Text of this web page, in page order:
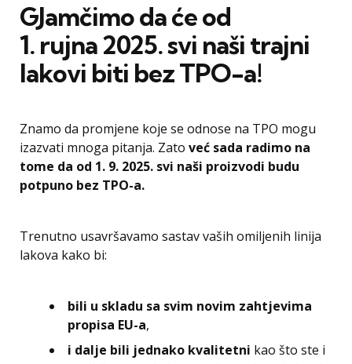
GJamčimo da će od
1. rujna 2025. svi naši trajni
lakovi biti bez TPO-a!
Znamo da promjene koje se odnose na TPO mogu
izazvati mnoga pitanja. Zato već sada radimo na
tome da od 1. 9. 2025. svi naši proizvodi budu
potpuno bez TPO-a.
Trenutno usavršavamo sastav vaših omiljenih linija
lakova kako bi:
bili u skladu sa svim novim zahtjevima
propisa EU-a,
i dalje bili jednako kvalitetni kao što ste i